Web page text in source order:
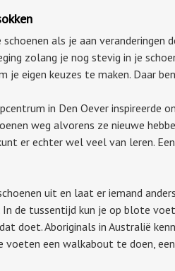
als je aan veranderingen
zolang je nog stevig in je
je eigen keuzes te maken. Daar
in Den Oever inspireerde
weg alvorens ze nieuwe
er echter wel veel van leren.
uit en laat er iemand
de tussentijd kun je op blote
doet. Aboriginals in Australië
een walkabout te doen,